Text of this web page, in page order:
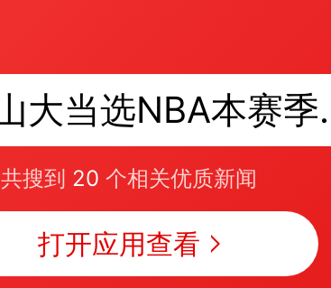
亚历
共搜到 20 个相关优质新闻
打开应用查看